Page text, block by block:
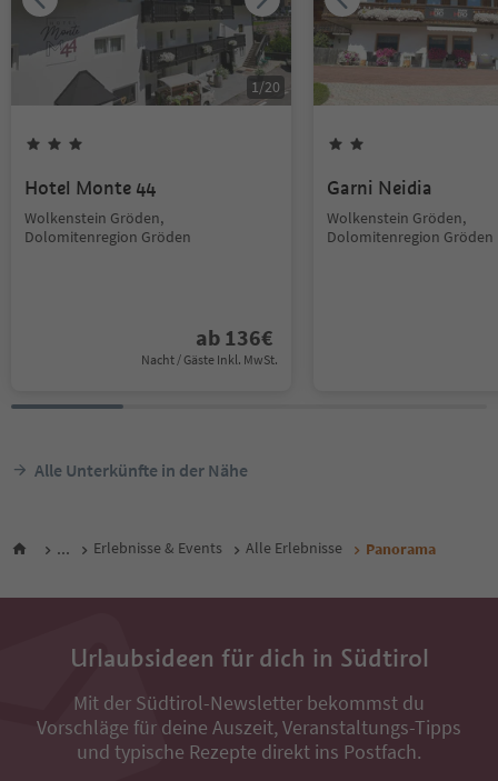
1/20
Hotel Monte 44
Wolkenstein Gröden,
Dolomitenregion Gröden
ab 136€
Nacht / Gäste Inkl. MwSt.
Garni Neidia
Wolkenstein Gröden,
Dolomitenregion Gröden
Alle Unterkünfte in der Nähe
... Erlebnisse & Events Alle Erlebnisse Panorama
Urlaubsideen für dich in Südtirol
Mit der Südtirol-Newsletter bekommst du
Vorschläge für deine Auszeit, Veranstaltungs-Tipps
und typische Rezepte direkt ins Postfach.